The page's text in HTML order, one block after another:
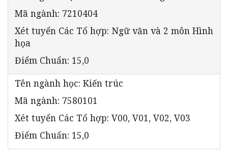
Mã ngành: 7210404
Xét tuyển Các Tổ hợp: Ngữ văn và 2 môn Hình
họa
Điểm Chuẩn: 15,0
Tên ngành học: Kiến trúc
Mã ngành: 7580101
Xét tuyển Các Tổ hợp: V00, V01, V02, V03
Điểm Chuẩn: 15,0